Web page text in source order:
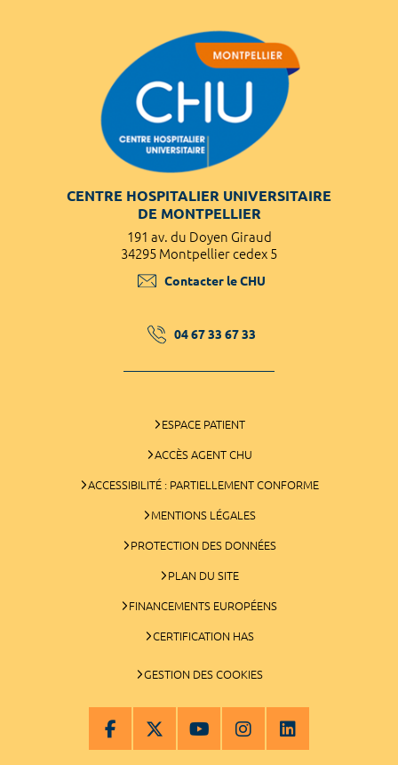
CENTRE HOSPITALIER UNIVERSITAIRE
DE MONTPELLIER
191 av. du Doyen Giraud
34295 Montpellier cedex 5
Contacter le CHU
04 67 33 67 33
ESPACE PATIENT
ACCÈS AGENT CHU
ACCESSIBILITÉ : PARTIELLEMENT CONFORME
MENTIONS LÉGALES
PROTECTION DES DONNÉES
PLAN DU SITE
FINANCEMENTS EUROPÉENS
CERTIFICATION HAS
GESTION DES COOKIES